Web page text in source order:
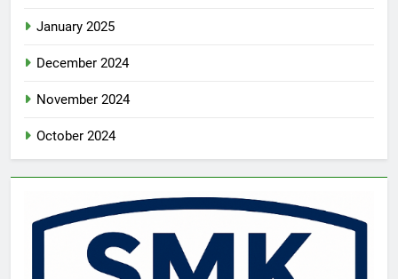
January 2025
December 2024
November 2024
October 2024